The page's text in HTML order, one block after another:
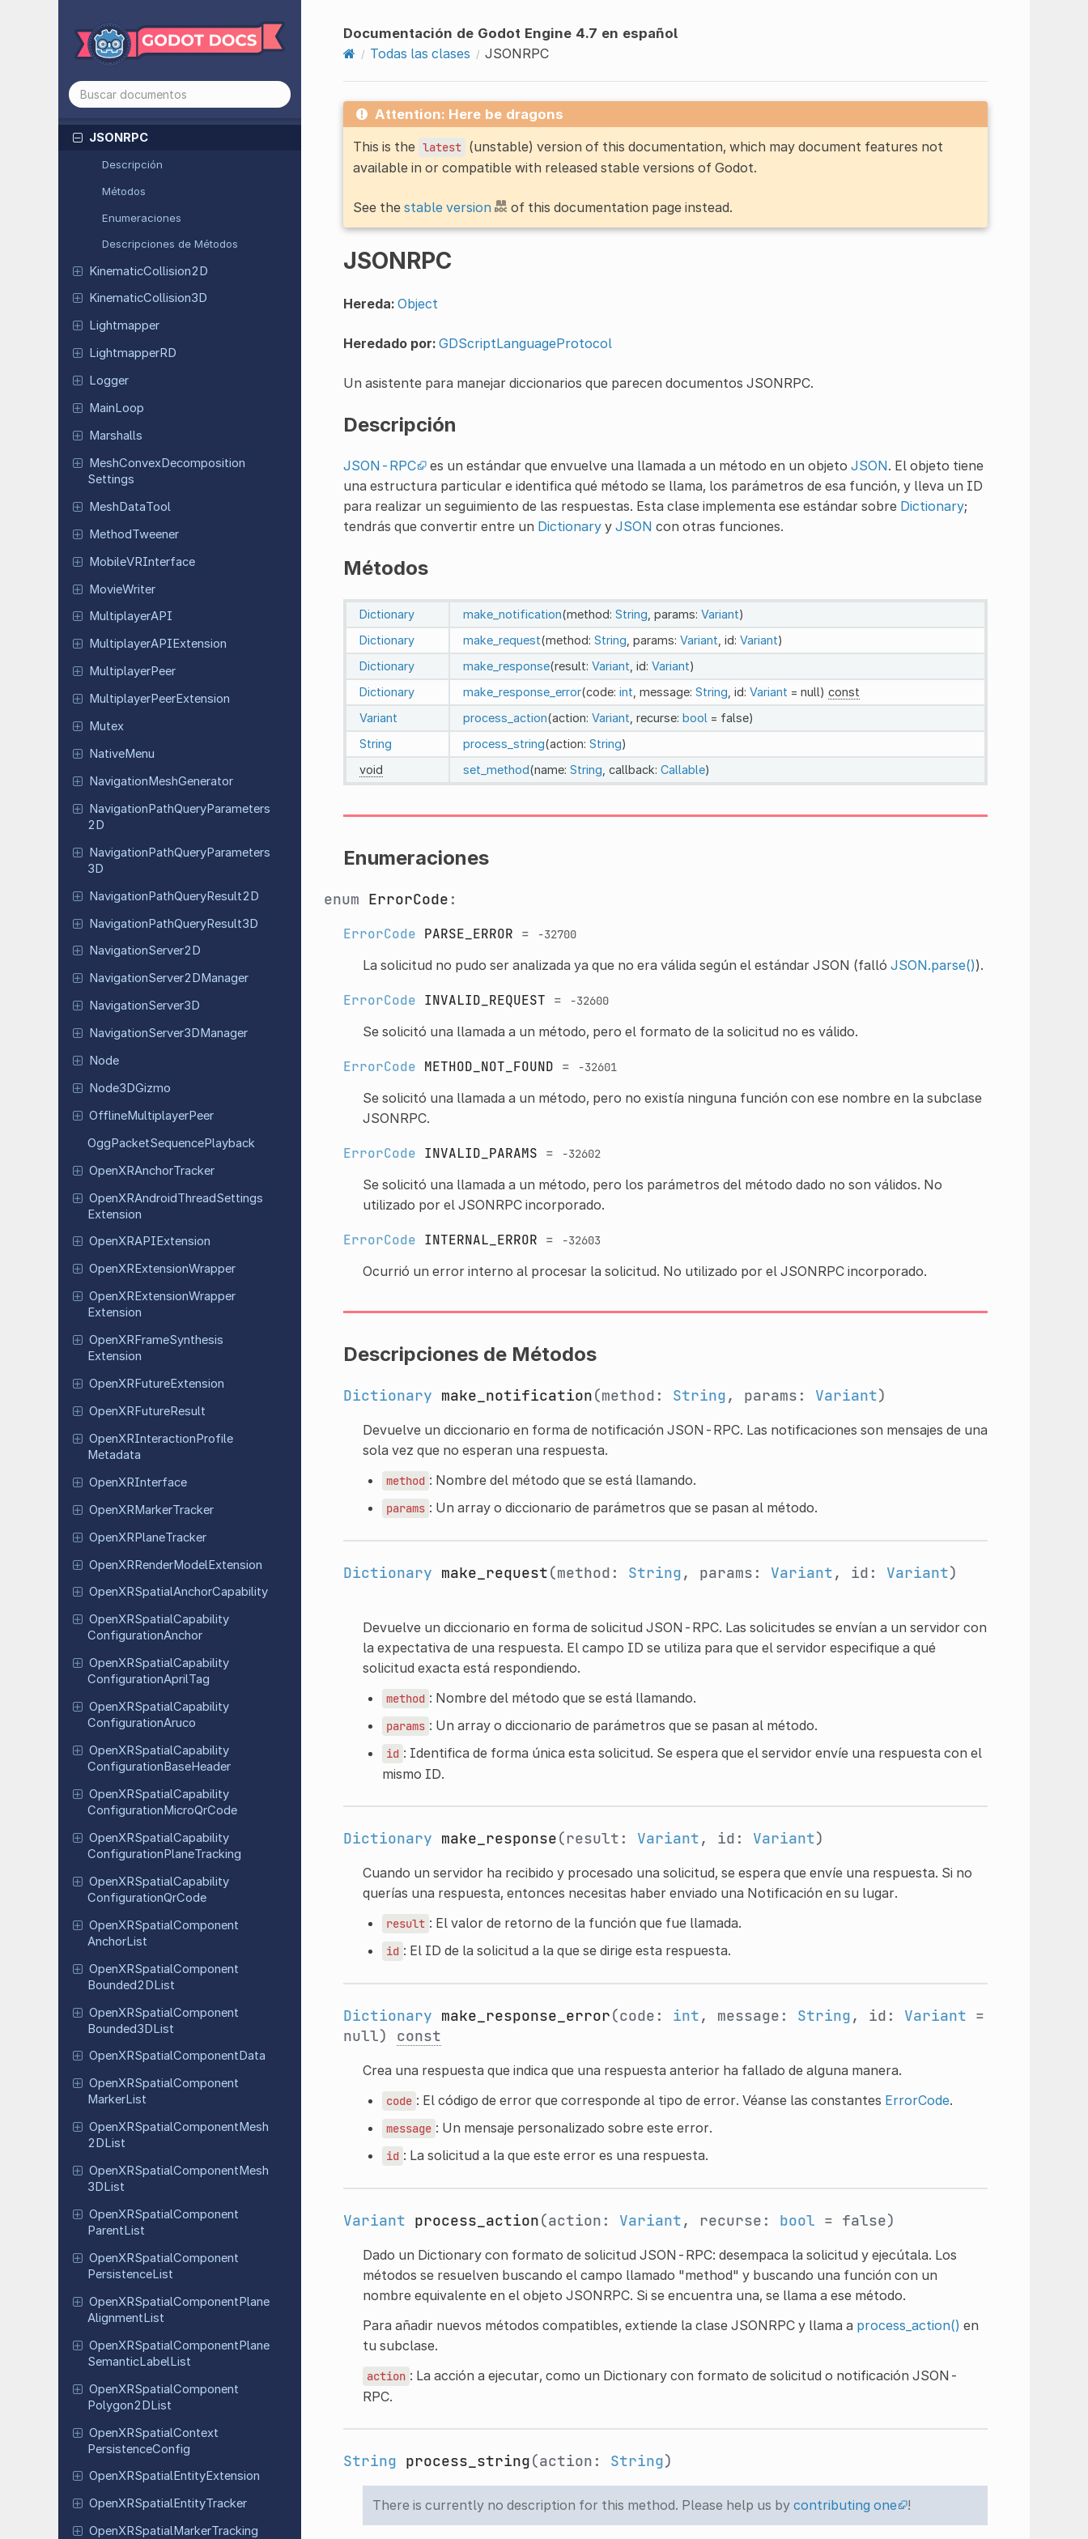
JavaObject
JavaScriptBridge
JavaScriptObject
JNISingleton
JSONRPC
Descripción
Métodos
Enumeraciones
Descripciones de Métodos
KinematicCollision2D
KinematicCollision3D
Lightmapper
LightmapperRD
Logger
MainLoop
Marshalls
MeshConvexDecomposition
Settings
MeshDataTool
MethodTweener
MobileVRInterface
MovieWriter
MultiplayerAPI
MultiplayerAPIExtension
MultiplayerPeer
MultiplayerPeerExtension
Mutex
NativeMenu
NavigationMeshGenerator
NavigationPathQueryParameters
2D
NavigationPathQueryParameters
3D
NavigationPathQueryResult2D
NavigationPathQueryResult3D
NavigationServer2D
NavigationServer2DManager
NavigationServer3D
NavigationServer3DManager
Node
Node3DGizmo
OfflineMultiplayerPeer
OggPacketSequencePlayback
OpenXRAnchorTracker
OpenXRAndroidThreadSettings
Extension
OpenXRAPIExtension
OpenXRExtensionWrapper
OpenXRExtensionWrapper
Extension
OpenXRFrameSynthesis
Extension
OpenXRFutureExtension
OpenXRFutureResult
OpenXRInteractionProfile
Metadata
OpenXRInterface
OpenXRMarkerTracker
OpenXRPlaneTracker
OpenXRRenderModelExtension
OpenXRSpatialAnchorCapability
OpenXRSpatialCapability
ConfigurationAnchor
OpenXRSpatialCapability
ConfigurationAprilTag
OpenXRSpatialCapability
ConfigurationAruco
OpenXRSpatialCapability
ConfigurationBaseHeader
OpenXRSpatialCapability
ConfigurationMicroQrCode
OpenXRSpatialCapability
ConfigurationPlaneTracking
OpenXRSpatialCapability
ConfigurationQrCode
OpenXRSpatialComponent
AnchorList
OpenXRSpatialComponent
Bounded2DList
OpenXRSpatialComponent
Bounded3DList
OpenXRSpatialComponent Data
OpenXRSpatialComponent
MarkerList
OpenXRSpatialComponentMesh
2DList
OpenXRSpatialComponentMesh
3DList
OpenXRSpatialComponent
ParentList
OpenXRSpatialComponent
PersistenceList
OpenXRSpatialComponentPlane
AlignmentList
OpenXRSpatialComponentPlane
SemanticLabelList
OpenXRSpatialComponent
Polygon2DList
OpenXRSpatialContext
PersistenceConfig
OpenXRSpatialEntityExtension
OpenXRSpatialEntityTracker
OpenXRSpatialMarkerTracking
Documentación de Godot Engine 4.7 en español
Todas las clases
JSONRPC
Attention: Here be dragons
This is the latest (unstable) version of this documentation, which may document features not
available in or compatible with released stable versions of Godot.
See the stable version of this documentation page instead.
JSONRPC
Hereda: Object
Heredado por: GDScriptLanguageProtocol
Un asistente para manejar diccionarios que parecen documentos JSONRPC.
Descripción
JSON-RPC es un estándar que envuelve una llamada a un método en un objeto JSON. El objeto tiene
una estructura particular e identifica qué método se llama, los parámetros de esa función, y lleva un ID
para realizar un seguimiento de las respuestas. Esta clase implementa ese estándar sobre Dictionary;
tendrás que convertir entre un Dictionaryy JSON con otras funciones.
Métodos
Dictionary make_notification(method: String , params: Variant)
Dictionary
make_request(method: String , params: Variant , id: Variant)
Dictionary
make_response(result: Variant , id: Variant)
Dictionary
make_response_error(code: int , message: String , id: Variant = null) const
Variant
process_action(action: Variant , recurse: bool = false)
String
process_string(action: String)
void
set_method(name: String , callback: Callable)
Enumeraciones
enum ErrorCode :
ErrorCode PARSE_ERROR = -32700
La solicitud no pudo ser analizada ya que no era válida según el estándar JSON (falló JSON.parse()).
ErrorCode INVALID_REQUEST = -32600
Se solicitó una llamada a un método, pero el formato de la solicitud no es válido.
ErrorCode METHOD_NOT_FOUND = -32601
Se solicitó una llamada a un método, pero no existía ninguna función con ese nombre en la subclase
JSONRPC.
ErrorCode INVALID_PARAMS = -32602
Se solicitó una llamada a un método, pero los parámetros del método dado no son válidos. No
utilizado por el JSONRPC incorporado.
ErrorCode INTERNAL_ERROR = -32603
Ocurrió un error interno al procesar la solicitud. No utilizado por el JSONRPC incorporado.
Descripciones de Métodos
Dictionary make_notification(method: String, params: Variant)
Devuelve un diccionario en forma de notificación JSON-RPC. Las notificaciones son mensajes de una
sola vez que no esperan una respuesta.
method : Nombre del método que se está llamando.
params : Un array o diccionario de parámetros que se pasan al método.
Dictionary make_request(method: String, params: Variant, id: Variant)
Devuelve un diccionario en forma de solicitud JSON-RPC. Las solicitudes se envían a un servidor con
la expectativa de una respuesta. El campo ID se utiliza para que el servidor especifique a qué
solicitud exacta está respondiendo.
method : Nombre del método que se está llamando.
params : Un array o diccionario de parámetros que se pasan al método.
id : Identifica de forma única esta solicitud. Se espera que el servidor envíe una respuesta con el
mismo ID.
Dictionary make_response(result: Variant, id: Variant)
Cuando un servidor ha recibido y procesado una solicitud, se espera que envíe una respuesta. Si no
querías una respuesta, entonces necesitas haber enviado una Notificación en su lugar.
result : El valor de retorno de la función que fue llamada.
id : El ID de la solicitud a la que se dirige esta respuesta.
Dictionary make_response_error(code: int, message: String, id: Variant =
null) const
Crea una respuesta que indica que una respuesta anterior ha fallado de alguna manera.
code : El código de error que corresponde al tipo de error. Véanse las constantes ErrorCode.
message : Un mensaje personalizado sobre este error.
id : La solicitud a la que este error es una respuesta.
Variant process_action(action: Variant, recurse: bool = false)
Dado un Dictionary con formato de solicitud JSON-RPC: desempaca la solicitud y ejecútala. Los
métodos se resuelven buscando el campo llamado "method" y buscando una función con un
nombre equivalente en el objeto JSONRPC. Si se encuentra una, se llama a ese método.
Para añadir nuevos métodos compatibles, extiende la clase JSONRPC y llama a process_action() en
tu subclase.
action : La acción a ejecutar, como un Dictionary con formato de solicitud o notificación JSON-
RPC.
String process_string(action: String)
There is currently no description for this method. Please help us by contributing one !